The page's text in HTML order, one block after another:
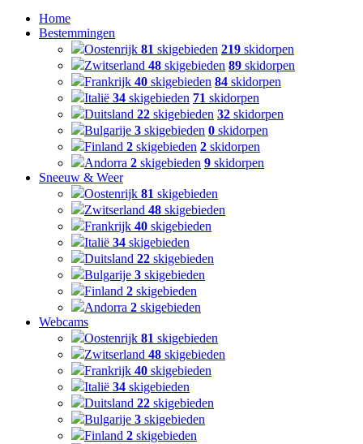
Home
Bestemmingen
Oostenrijk 81 skigebieden 219 skidorpen
Zwitserland 48 skigebieden 89 skidorpen
Frankrijk 40 skigebieden 84 skidorpen
Italië 34 skigebieden 71 skidorpen
Duitsland 22 skigebieden 32 skidorpen
Bulgarije 3 skigebieden 0 skidorpen
Finland 2 skigebieden 2 skidorpen
Andorra 2 skigebieden 9 skidorpen
Sneeuw & Weer
Oostenrijk 81 skigebieden
Zwitserland 48 skigebieden
Frankrijk 40 skigebieden
Italië 34 skigebieden
Duitsland 22 skigebieden
Bulgarije 3 skigebieden
Finland 2 skigebieden
Andorra 2 skigebieden
Webcams
Oostenrijk 81 skigebieden
Zwitserland 48 skigebieden
Frankrijk 40 skigebieden
Italië 34 skigebieden
Duitsland 22 skigebieden
Bulgarije 3 skigebieden
Finland 2 skigebieden